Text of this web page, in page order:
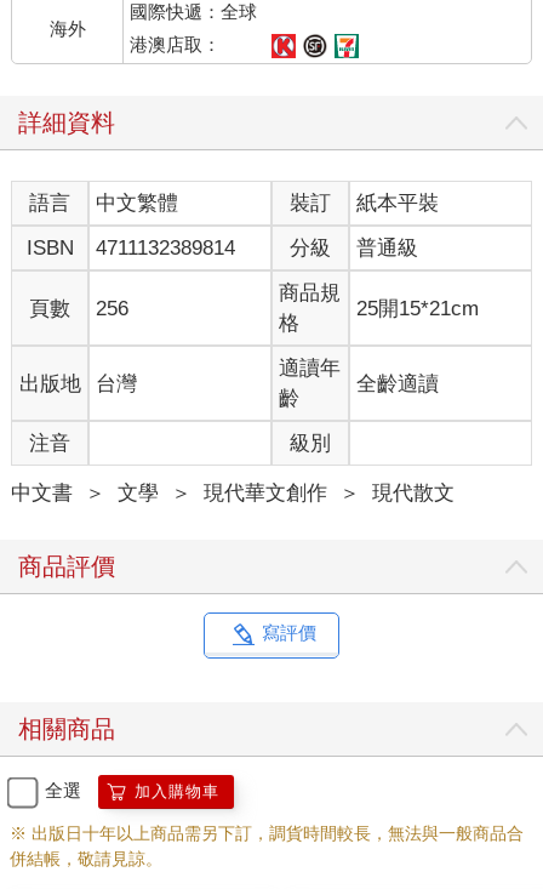
海外
國際快遞：全球
港澳店取：
詳細資料
語言 中文繁體 裝訂
紙本平裝
ISBN
4711132389814 分級 普通級
頁數 256
商品規
格
25開15*21cm
出版地 台灣
適讀年
齡
全齡適讀
注音 級別
中文書 ＞ 文學 ＞ 現代華文創作 ＞ 現代散文
商品評價
寫評價
相關商品
全選 加入購物車
※ 出版日十年以上商品需另下訂，調貨時間較長，無法與一般商品合
併結帳，敬請見諒。